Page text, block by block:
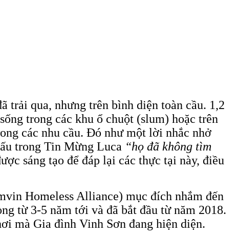
trải qua, nhưng trên bình diện toàn cầu. 1,2
trong các khu ổ chuột (slum) hoặc trên
các nhu cầu. Đó như một lời nhắc nhở
trong Tin Mừng Luca “họ đã không tìm
sáng tạo để đáp lại các thực tại này, điều
Homeless Alliance) mục đích nhắm đến
từ 3-5 năm tới và đã bắt đầu từ năm 2018.
mà Gia đình Vinh Sơn đang hiện diện.